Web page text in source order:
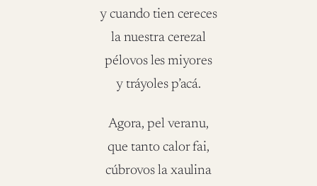
y cuando tien cereces
la nuestra cerezal
pélovos les miyores
y tráyoles p’acá.
Agora, pel veranu,
que tanto calor fai,
cúbrovos la xaulina